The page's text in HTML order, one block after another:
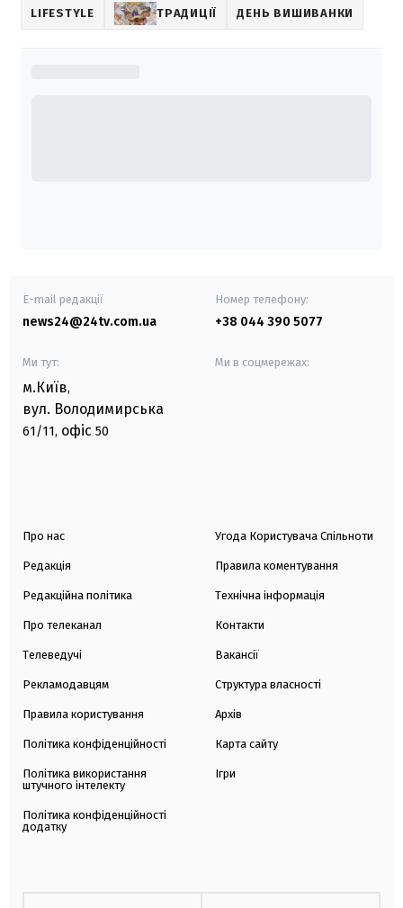
LIFESTYLE ТРАДИЦІЇ ДЕНЬ ВИШИВАНКИ
E-mail редакції
news24@24tv.com.ua
Номер телефону:
+38 044 390 5077
Ми тут:
м.Київ,
вул. Володимирська
61/11, офіс 50
Ми в соцмережах:
Про нас
Редакція
Редакційна політика
Про телеканал
Телеведучі
Рекламодавцям
Правила користування
Політика конфіденційності
Політика використання
штучного інтелекту
Політика конфіденційності
додатку
Угода Користувача Спільноти
Правила коментування
Технічна інформація
Контакти
Вакансії
Структура власності
Архів
Карта сайту
Ігри